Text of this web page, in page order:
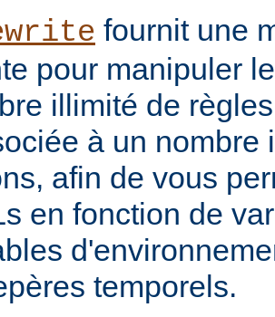
fournit une
pour manipuler
illimité de
à un nombre
afin de vous
en fonction de
temporels.